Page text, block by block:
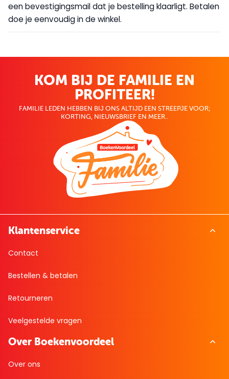
een bevestigingsmail dat je bestelling klaarligt. Betalen
doe je eenvoudig in de winkel.
KOM BIJ DE FAMILIE EN
PROFITEER!
FAMILIE LEDEN HEBBEN BIJ ONS ALTIJD EEN STREEPJE VOOR;
KORTING, NIEUWSBRIEF EN MEER..
Klantenservice
Contact
Bestellen & betalen
Retourneren
Veelgestelde vragen
Over Boekenvoordeel
Over ons